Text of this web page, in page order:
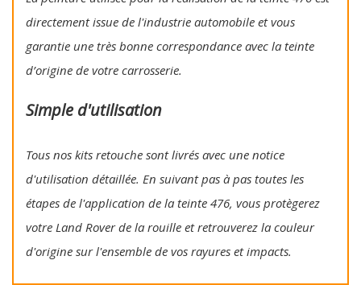
directement issue de l'industrie automobile et vous
garantie une très bonne correspondance avec la teinte
d’origine de votre carrosserie.
Simple d'utilisation
Tous nos kits retouche sont livrés avec une notice
d'utilisation détaillée. En suivant pas à pas toutes les
étapes de l'application de la teinte 476, vous protègerez
votre Land Rover de la rouille et retrouverez la couleur
d'origine sur l'ensemble de vos rayures et impacts.